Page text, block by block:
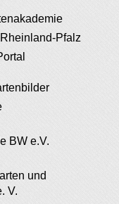
Pfalz
BW e.V.
und
V.